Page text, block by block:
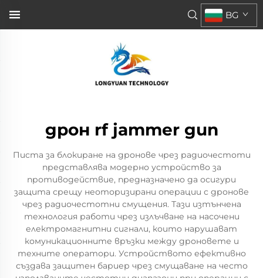
BG
дрон rf jammer gun
Писта за блокиране на дронове чрез радиочестоти
представлява модерно устройство за
противодействие, предназначено да осигури
защита срещу неоторизирани операции с дронове
чрез радиочестотни смущения. Тази изтънчена
технология работи чрез излъчване на насочени
електромагнитни сигнали, които нарушават
комуникационните връзки между дроновете и
техните оператори. Устройството ефективно
създава защитен бариер чрез смущаване на често